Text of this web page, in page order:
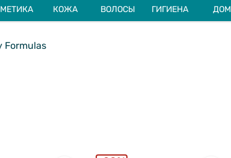
КОЖА ВОЛОСЫ ГИГИЕНА ДОМ
Formulas